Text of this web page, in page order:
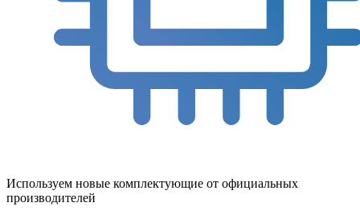
Используем новые комплектующие от официальных
производителей